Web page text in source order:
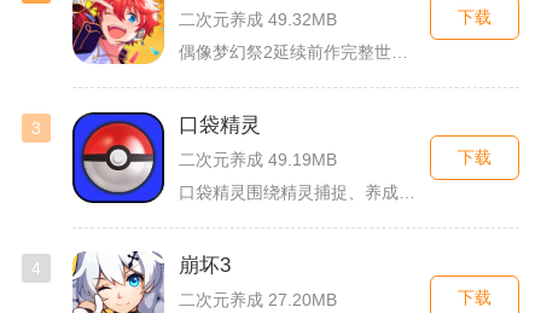
二次元养成 49.32MB
下载
3 口袋精灵
二次元养成 49.19MB
下载
4 崩坏3
二次元养成 27.20MB
下载